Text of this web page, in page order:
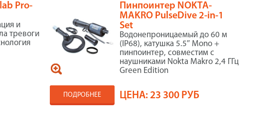
Pro-
и
тревоги
Пинпоинтер NOKTA-
MAKRO PulseDive 2-in-1
Set
Водонепроницаемый до 60 м
(IP68), катушка 5.5″ Mono +
пинпоинтер, совместим с
наушниками Nokta Makro 2,4 ГГц
Green Edition
ПОДРОБНЕЕ ЦЕНА:23 300 РУБ